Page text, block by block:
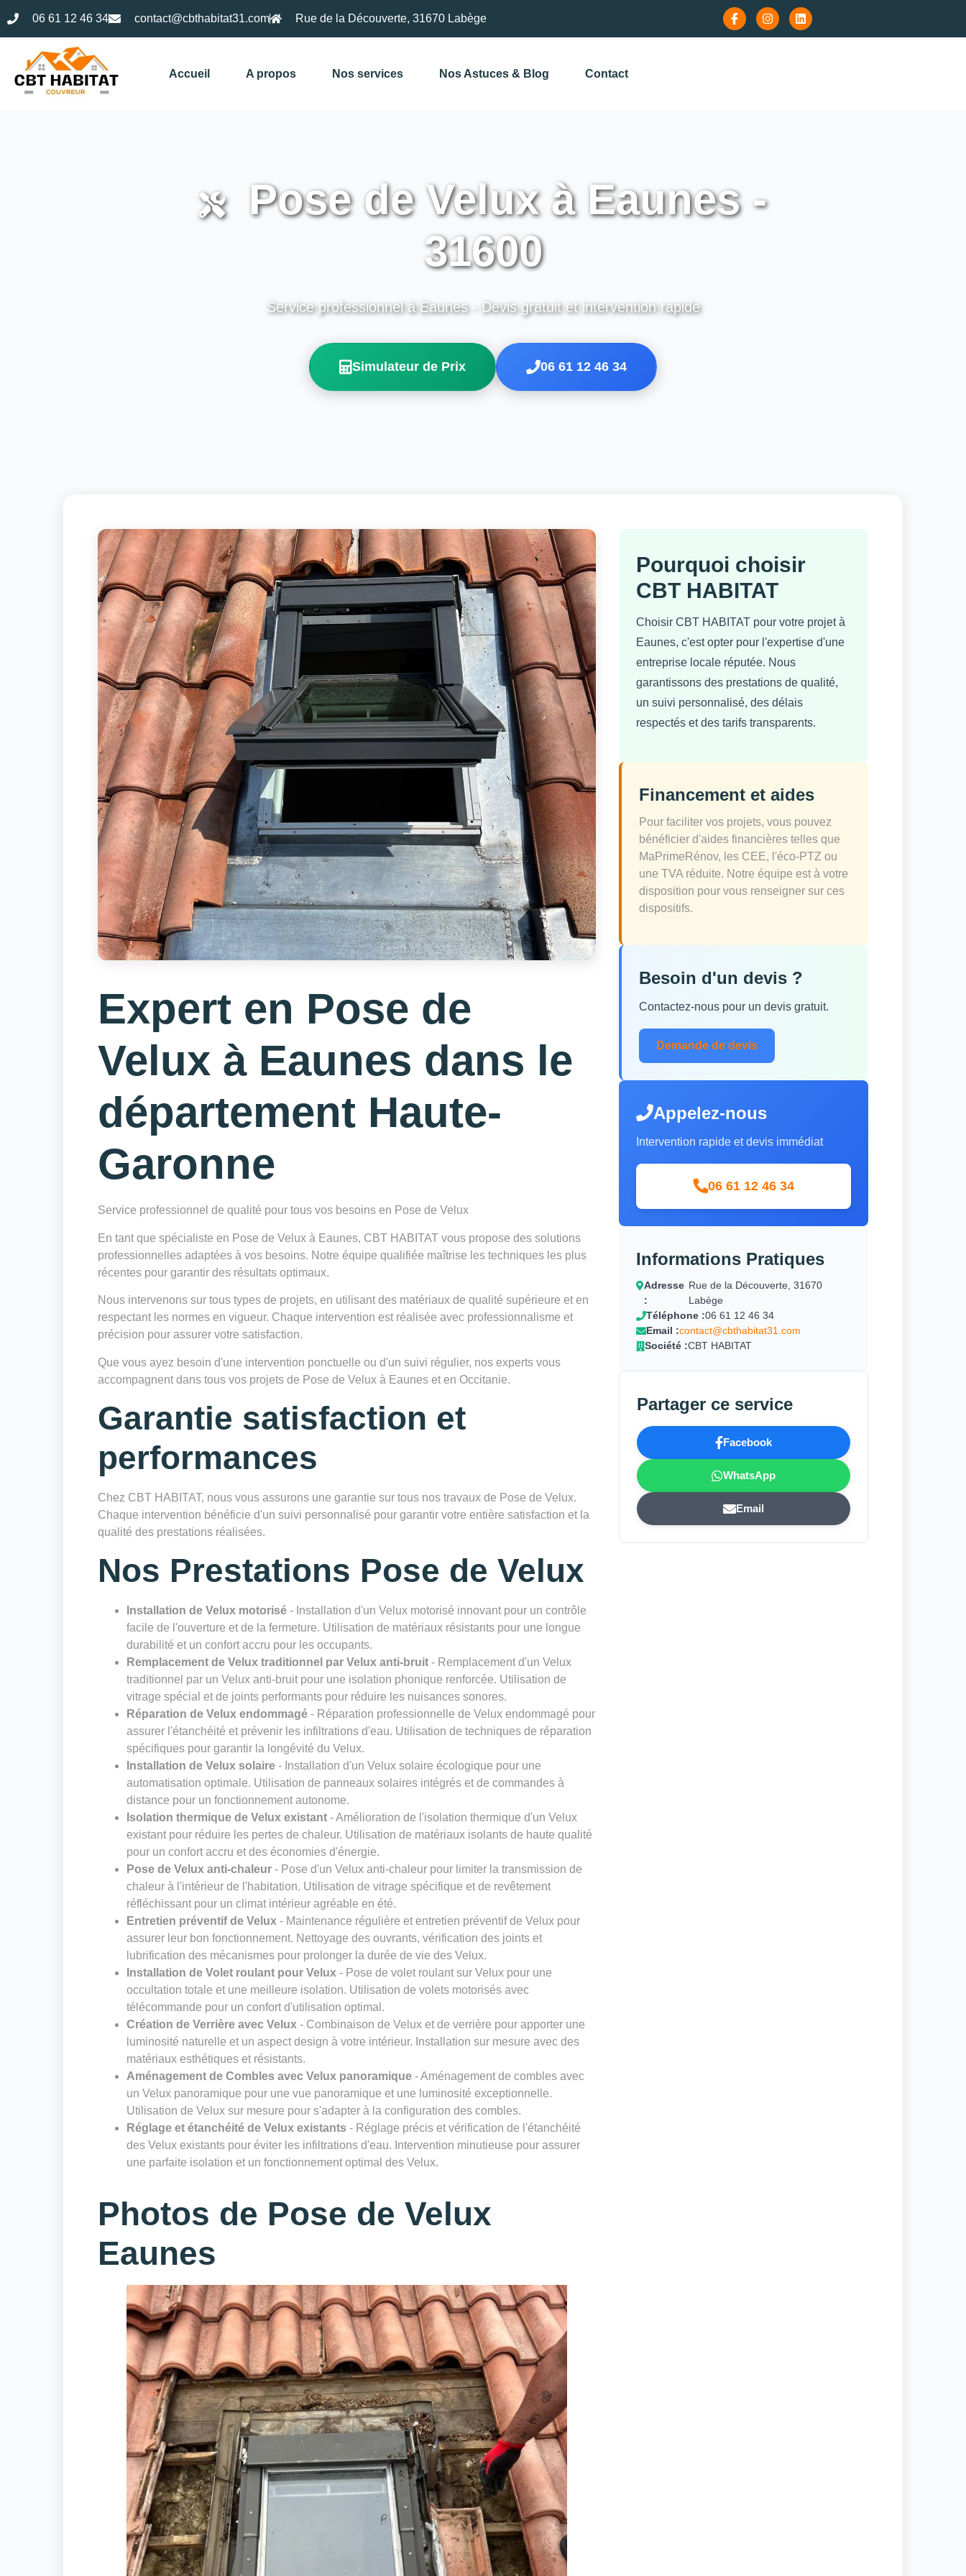
06 61 12 46 34 contact@cbthabitat31.com Rue de la Découverte, 31670 Labège
Accueil A propos Nos services Nos Astuces & Blog Contact
Pose de Velux à Eaunes -
31600
Service professionnel à Eaunes - Devis gratuit et intervention rapide
Simulateur de Prix 06 61 12 46 34
Expert en Pose de
Velux à Eaunes dans le
département Haute-
Garonne
Service professionnel de qualité pour tous vos besoins en Pose de Velux
En tant que spécialiste en Pose de Velux à Eaunes, CBT HABITAT vous propose des solutions
professionnelles adaptées à vos besoins. Notre équipe qualifiée maîtrise les techniques les plus
récentes pour garantir des résultats optimaux.
Nous intervenons sur tous types de projets, en utilisant des matériaux de qualité supérieure et en
respectant les normes en vigueur. Chaque intervention est réalisée avec professionnalisme et
précision pour assurer votre satisfaction.
Que vous ayez besoin d'une intervention ponctuelle ou d'un suivi régulier, nos experts vous
accompagnent dans tous vos projets de Pose de Velux à Eaunes et en Occitanie.
Garantie satisfaction et
performances
Chez CBT HABITAT, nous vous assurons une garantie sur tous nos travaux de Pose de Velux.
Chaque intervention bénéficie d'un suivi personnalisé pour garantir votre entière satisfaction et la
qualité des prestations réalisées.
Nos Prestations Pose de Velux
Installation de Velux motorisé - Installation d'un Velux motorisé innovant pour un contrôle
facile de l'ouverture et de la fermeture. Utilisation de matériaux résistants pour une longue
durabilité et un confort accru pour les occupants.
Remplacement de Velux traditionnel par Velux anti-bruit - Remplacement d'un Velux
traditionnel par un Velux anti-bruit pour une isolation phonique renforcée. Utilisation de
vitrage spécial et de joints performants pour réduire les nuisances sonores.
Réparation de Velux endommagé - Réparation professionnelle de Velux endommagé pour
assurer l'étanchéité et prévenir les infiltrations d'eau. Utilisation de techniques de réparation
spécifiques pour garantir la longévité du Velux.
Installation de Velux solaire - Installation d'un Velux solaire écologique pour une
automatisation optimale. Utilisation de panneaux solaires intégrés et de commandes à
distance pour un fonctionnement autonome.
Isolation thermique de Velux existant - Amélioration de l'isolation thermique d'un Velux
existant pour réduire les pertes de chaleur. Utilisation de matériaux isolants de haute qualité
pour un confort accru et des économies d'énergie.
Pose de Velux anti-chaleur - Pose d'un Velux anti-chaleur pour limiter la transmission de
chaleur à l'intérieur de l'habitation. Utilisation de vitrage spécifique et de revêtement
réfléchissant pour un climat intérieur agréable en été.
Entretien préventif de Velux - Maintenance régulière et entretien préventif de Velux pour
assurer leur bon fonctionnement. Nettoyage des ouvrants, vérification des joints et
lubrification des mécanismes pour prolonger la durée de vie des Velux.
Installation de Volet roulant pour Velux - Pose de volet roulant sur Velux pour une
occultation totale et une meilleure isolation. Utilisation de volets motorisés avec
télécommande pour un confort d'utilisation optimal.
Création de Verrière avec Velux - Combinaison de Velux et de verrière pour apporter une
luminosité naturelle et un aspect design à votre intérieur. Installation sur mesure avec des
matériaux esthétiques et résistants.
Aménagement de Combles avec Velux panoramique - Aménagement de combles avec
un Velux panoramique pour une vue panoramique et une luminosité exceptionnelle.
Utilisation de Velux sur mesure pour s'adapter à la configuration des combles.
Réglage et étanchéité de Velux existants - Réglage précis et vérification de l'étanchéité
des Velux existants pour éviter les infiltrations d'eau. Intervention minutieuse pour assurer
une parfaite isolation et un fonctionnement optimal des Velux.
Photos de Pose de Velux
Eaunes
Pourquoi choisir
CBT HABITAT
Choisir CBT HABITAT pour votre projet à
Eaunes, c'est opter pour l'expertise d'une
entreprise locale réputée. Nous
garantissons des prestations de qualité,
un suivi personnalisé, des délais
respectés et des tarifs transparents.
Financement et aides
Pour faciliter vos projets, vous pouvez
bénéficier d'aides financières telles que
MaPrimeRénov, les CEE, l'éco-PTZ ou
une TVA réduite. Notre équipe est à votre
disposition pour vous renseigner sur ces
dispositifs.
Besoin d'un devis ?
Contactez-nous pour un devis gratuit.
Demande de devis
Appelez-nous
Intervention rapide et devis immédiat
06 61 12 46 34
Informations Pratiques
Adresse
:
Rue de la Découverte, 31670
Labège
Téléphone :06 61 12 46 34
Email :contact@cbthabitat31.com
Société :CBT HABITAT
Partager ce service
Facebook
WhatsApp
Email